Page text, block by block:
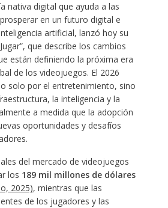
nativa digital que ayuda a las
en un futuro digital e
artificial, lanzó hoy su
que describe los cambios
están definiendo la próxima era
de los videojuegos. El 2026
solo por el entretenimiento, sino
la inteligencia y la
a medida que la adopción
oportunidades y desafíos
del mercado de videojuegos
los 189 mil millones de dólares
2025), mientras que las
de los jugadores y las